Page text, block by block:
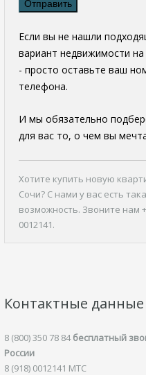
Если вы не нашли
вариант недвижимости на
- просто оставьте ваш
телефона.
И мы обязательно
для вас то, о чем вы
Хотите купить новую
Сочи? С нами у вас есть
возможность. Звоните нам
0012141.
Контактные данные
8 (800) 350 78 84бесплатный
России
8 (918) 0012141 MTC